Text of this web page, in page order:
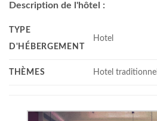
Description de l'hôtel :
TYPE
D'HÉBERGEMENT
Hotel
THÈMES Hotel traditionnel